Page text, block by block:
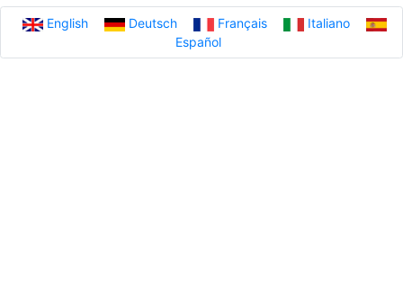
English Deutsch Français
Italiano
Español